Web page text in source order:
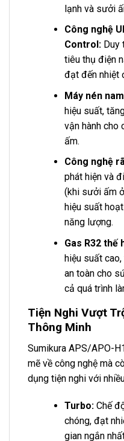
lạnh và sưởi
Công nghệ
Control:Duy
tiêu thụ điện
đạt đến nhiệt
Máy nén
hiệu suất,
vận hành cho
ấm.
Công nghệ
phát hiện và
(khi sưởi ấm
hiệu suất
năng lượng.
Gas R32 thế
hiệu suất
an toàn cho
cả quá trình
Tiện Nghi Vượt
Thông Minh
Sumikura APS/APO-
mẽ về công nghệ mà
dụng tiện nghi với
Turbo:Chế
chóng, đạt
gian ngắn